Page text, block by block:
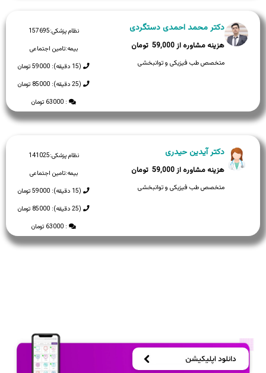
نظام پزشکی:157695
بیمه:تامین اجتماعی
(15 دقیقه): 59000 تومان
(25 دقیقه): 85000 تومان
: 63000 تومان
دکتر محمد احمدی دستگردی
59,000
متخصص طب فیزیکی و توانبخشی
نظام پزشکی:141025
بیمه:تامین اجتماعی
(15 دقیقه): 59000 تومان
(25 دقیقه): 85000 تومان
: 63000 تومان
دکتر آیدین حیدری
59,000
متخصص طب فیزیکی و توانبخشی